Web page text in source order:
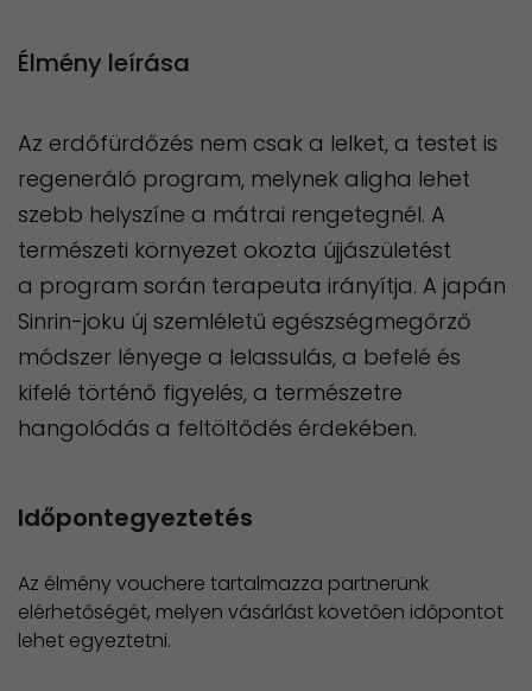
Élmény leírása
Az erdőfürdőzés nem csak a lelket, a testet is
regeneráló program, melynek aligha lehet
szebb helyszíne a mátrai rengetegnél. A
természeti környezet okozta újjászületést
a program során terapeuta irányítja. A japán
Sinrin-joku új szemléletű egészségmegőrző
módszer lényege a lelassulás, a befelé és
kifelé történő figyelés, a természetre
hangolódás a feltöltődés érdekében.
Időpontegyeztetés
Az élmény vouchere tartalmazza partnerünk
elérhetőségét, melyen vásárlást követően időpontot
lehet egyeztetni.